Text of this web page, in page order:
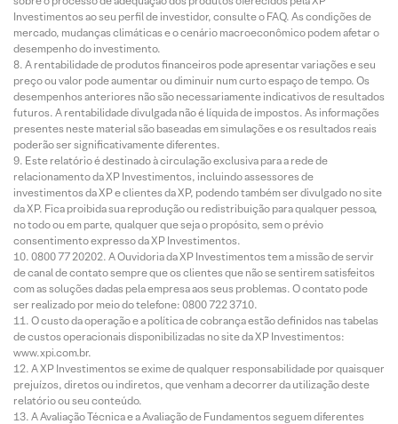
Investimentos ao seu perfil de investidor, consulte o FAQ. As condições de
mercado, mudanças climáticas e o cenário macroeconômico podem afetar o
desempenho do investimento.
A rentabilidade de produtos financeiros pode apresentar variações e seu
preço ou valor pode aumentar ou diminuir num curto espaço de tempo. Os
desempenhos anteriores não são necessariamente indicativos de resultados
futuros. A rentabilidade divulgada não é líquida de impostos. As informações
presentes neste material são baseadas em simulações e os resultados reais
poderão ser significativamente diferentes.
Este relatório é destinado à circulação exclusiva para a rede de
relacionamento da XP Investimentos, incluindo assessores de
investimentos da XP e clientes da XP, podendo também ser divulgado no site
da XP. Fica proibida sua reprodução ou redistribuição para qualquer pessoa,
no todo ou em parte, qualquer que seja o propósito, sem o prévio
consentimento expresso da XP Investimentos.
0800 77 20202. A Ouvidoria da XP Investimentos tem a missão de servir
de canal de contato sempre que os clientes que não se sentirem satisfeitos
com as soluções dadas pela empresa aos seus problemas. O contato pode
ser realizado por meio do telefone: 0800 722 3710.
O custo da operação e a política de cobrança estão definidos nas tabelas
de custos operacionais disponibilizadas no site da XP Investimentos:
www.xpi.com.br.
A XP Investimentos se exime de qualquer responsabilidade por quaisquer
prejuízos, diretos ou indiretos, que venham a decorrer da utilização deste
relatório ou seu conteúdo.
A Avaliação Técnica e a Avaliação de Fundamentos seguem diferentes